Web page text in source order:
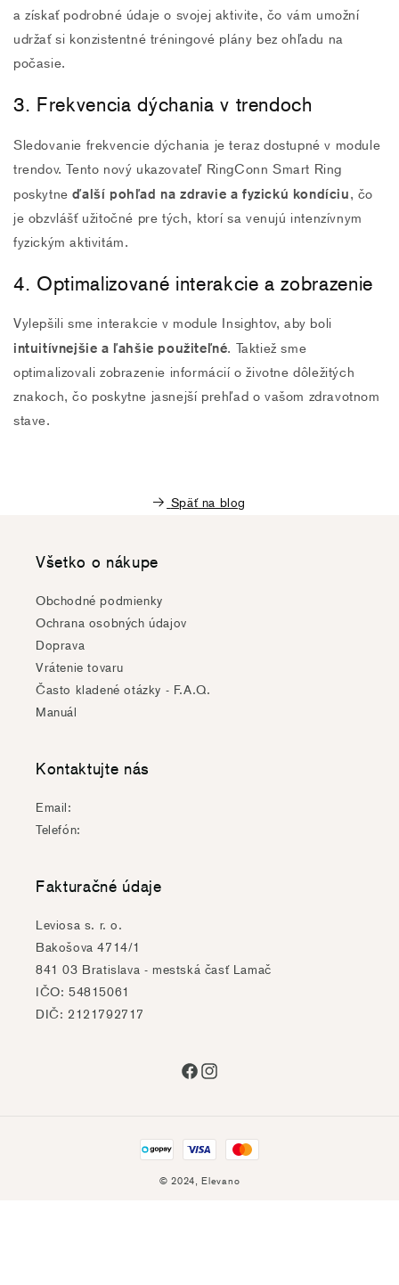
a získať podrobné údaje o svojej aktivite, čo vám umožní
udržať si konzistentné tréningové plány bez ohľadu na
počasie.
3. Frekvencia dýchania v trendoch
Sledovanie frekvencie dýchania je teraz dostupné v module
trendov. Tento nový ukazovateľ RingConn Smart Ring
poskytneďalší pohľad na zdravie a fyzickú kondíciu, čo
je obzvlášť užitočné pre tých, ktorí sa venujú intenzívnym
fyzickým aktivitám.
4. Optimalizované interakcie a zobrazenie
Vylepšili sme interakcie v module Insightov, aby boli
intuitívnejšie a ľahšie použiteľné. Taktiež sme
optimalizovali zobrazenie informácií o životne dôležitých
znakoch, čo poskytne jasnejší prehľad o vašom zdravotnom
stave.
Späť na blog
Všetko o nákupe
Obchodné podmienky
Ochrana osobných údajov
Doprava
Vrátenie tovaru
Často kladené otázky - F.A.Q.
Manuál
Kontaktujte nás
Email:
Telefón:
Fakturačné údaje
Leviosa s. r. o.
Bakošova 4714/1
841 03 Bratislava - mestská časť Lamač
IČO: 54815061
DIČ: 2121792717
Facebook
Platobné
metódyz
© 2024,Elevano